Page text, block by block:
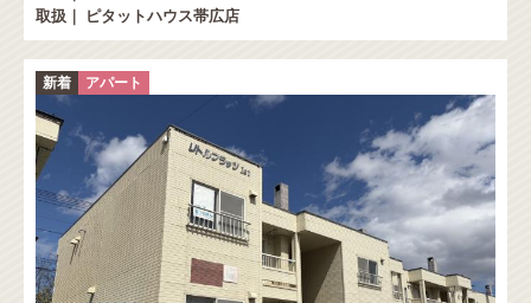
取扱｜ ピタットハウス帯広店
新着 アパート